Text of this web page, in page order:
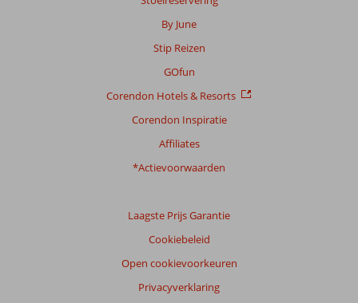
By June
Stip Reizen
GOfun
Corendon Hotels & Resorts
Corendon Inspiratie
Affiliates
*Actievoorwaarden
Laagste Prijs Garantie
Cookiebeleid
Open cookievoorkeuren
Privacyverklaring